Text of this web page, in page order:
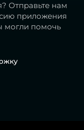
Отправьте нам
приложения
могли помочь